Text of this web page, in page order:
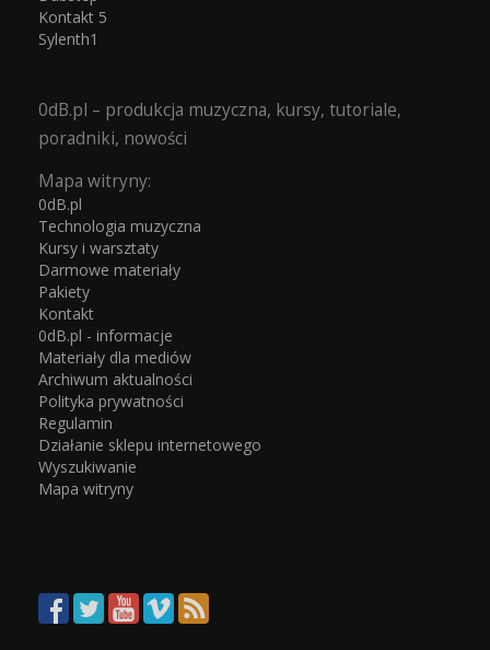
Kontakt 5
Sylenth1
0dB.pl – produkcja muzyczna, kursy, tutoriale,
poradniki, nowości
Mapa witryny:
0dB.pl
Technologia muzyczna
Kursy i warsztaty
Darmowe materiały
Pakiety
Kontakt
0dB.pl - informacje
Materiały dla mediów
Archiwum aktualności
Polityka prywatności
Regulamin
Działanie sklepu internetowego
Wyszukiwanie
Mapa witryny